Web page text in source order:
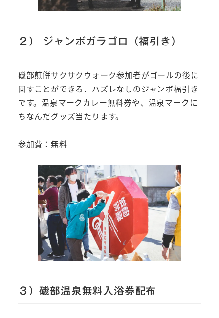
２） ジャンボガラゴロ（福引き）
磯部煎餅サクサクウォーク参加者がゴールの後に
回すことができる、ハズレなしのジャンボ福引き
です。温泉マークカレー無料券や、温泉マークに
ちなんだグッズ当たります。
参加費：無料
３）磯部温泉無料入浴券配布